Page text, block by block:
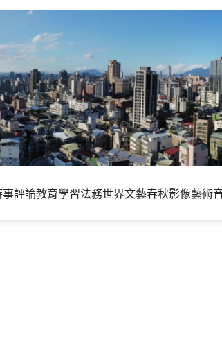
事評論教育學習法務世界文藝春秋影像藝術